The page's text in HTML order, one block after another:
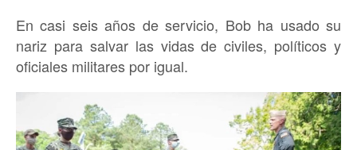
En casi seis años de servicio, Bob ha usado su
nariz para salvar las vidas de civiles, políticos y
oficiales militares por igual.